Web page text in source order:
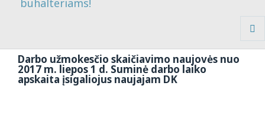
Darbo užmokesčio skaičiavimo naujovės nuo
2017 m. liepos 1 d. Suminė darbo laiko
apskaita įsigaliojus naujajam DK